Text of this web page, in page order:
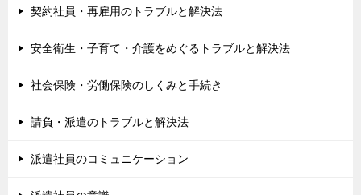
契約社員・再雇用のトラブルと解決法
安全衛生・子育て・介護をめぐるトラブルと解決法
社会保険・労働保険のしくみと手続き
請負・派遣のトラブルと解決法
派遣社員のコミュニケーション